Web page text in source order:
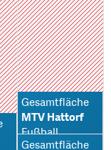
Gesamtfläche
MTV Hattorf
Fußball
Gesamtfläche